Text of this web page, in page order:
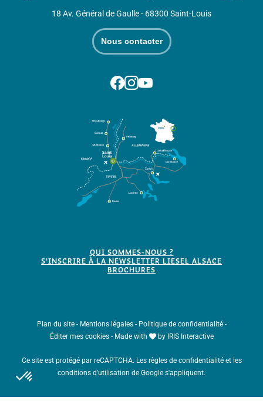
18 Av. Général de Gaulle - 68300 Saint-Louis
Nous contacter
Suivez-nous sur Facebook
Suivez-nous sur Instagram
Suivez-nous sur Youtube
QUI SOMMES-NOUS ?
S'INSCRIRE À LA NEWSLETTER LIESEL ALSACE
BROCHURES
Plan du site - Mentions légales - Politique de confidentialité -
Éditer mes cookies - Made with by IRIS Interactive
Ce site est protégé par reCAPTCHA. Les règles de confidentialitéet les
conditions d'utilisation de Google s'appliquent.